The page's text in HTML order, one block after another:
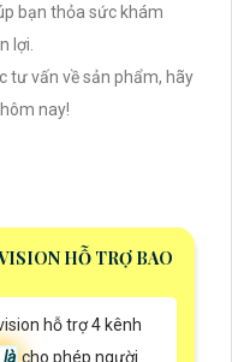
bạn thỏa sức khám
lợi.
tư vấn về sản phẩm, hãy
nay!
HỖ TRỢ BAO
hỗ trợ 4 kênh
là cho phép người